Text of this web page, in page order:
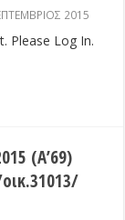
2015
Please Log In.
(Α’69)